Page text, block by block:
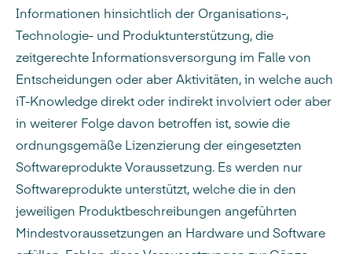
Informationen hinsichtlich der Organisations-,
Technologie- und Produktunterstützung, die
zeitgerechte Informationsversorgung im Falle von
Entscheidungen oder aber Aktivitäten, in welche auch
iT-Knowledge direkt oder indirekt involviert oder aber
in weiterer Folge davon betroffen ist, sowie die
ordnungsgemäße Lizenzierung der eingesetzten
Softwareprodukte Voraussetzung. Es werden nur
Softwareprodukte unterstützt, welche die in den
jeweiligen Produktbeschreibungen angeführten
Mindestvoraussetzungen an Hardware und Software